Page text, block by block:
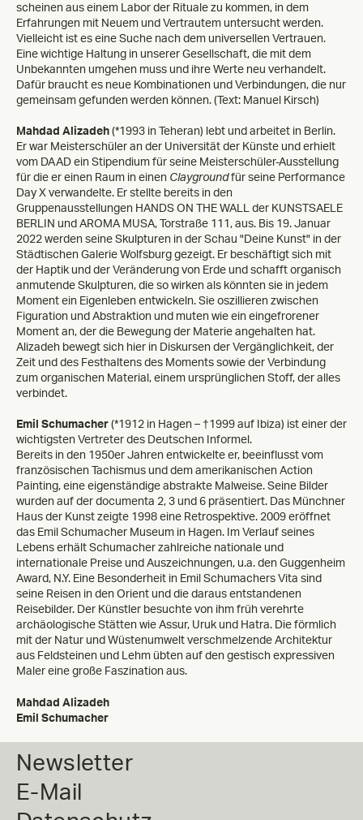
scheinen aus einem Labor der Rituale zu kommen, in dem
Erfahrungen mit Neuem und Vertrautem untersucht werden.
Vielleicht ist es eine Suche nach dem universellen Vertrauen.
Eine wichtige Haltung in unserer Gesellschaft, die mit dem
Unbekannten umgehen muss und ihre Werte neu verhandelt.
Dafür braucht es neue Kombinationen und Verbindungen, die nur
gemeinsam gefunden werden können. (Text: Manuel Kirsch)
Mahdad Alizadeh (*1993 in Teheran) lebt und arbeitet in Berlin.
Er war Meisterschüler an der Universität der Künste und erhielt
vom DAAD ein Stipendium für seine Meisterschüler-Ausstellung
für die er einen Raum in einen Claygroundfür seine Performance
Day X verwandelte. Er stellte bereits in den
Gruppenausstellungen HANDS ON THE WALL der KUNSTSAELE
BERLIN und AROMA MUSA, Torstraße 111, aus. Bis 19. Januar
2022 werden seine Skulpturen in der Schau "Deine Kunst" in der
Städtischen Galerie Wolfsburg gezeigt. Er beschäftigt sich mit
der Haptik und der Veränderung von Erde und schafft organisch
anmutende Skulpturen, die so wirken als könnten sie in jedem
Moment ein Eigenleben entwickeln. Sie oszillieren zwischen
Figuration und Abstraktion und muten wie ein eingefrorener
Moment an, der die Bewegung der Materie angehalten hat.
Alizadeh bewegt sich hier in Diskursen der Vergänglichkeit, der
Zeit und des Festhaltens des Moments sowie der Verbindung
zum organischen Material, einem ursprünglichen Stoff, der alles
verbindet.
Emil Schumacher (*1912 in Hagen – †1999 auf Ibiza) ist einer der
wichtigsten Vertreter des Deutschen Informel.
Bereits in den 1950er Jahren entwickelte er, beeinflusst vom
französischen Tachismus und dem amerikanischen Action
Painting, eine eigenständige abstrakte Malweise. Seine Bilder
wurden auf der documenta 2, 3 und 6 präsentiert. Das Münchner
Haus der Kunst zeigte 1998 eine Retrospektive. 2009 eröffnet
das Emil Schumacher Museum in Hagen. Im Verlauf seines
Lebens erhält Schumacher zahlreiche nationale und
internationale Preise und Auszeichnungen, u.a. den Guggenheim
Award, N.Y. Eine Besonderheit in Emil Schumachers Vita sind
seine Reisen in den Orient und die daraus entstandenen
Reisebilder. Der Künstler besuchte von ihm früh verehrte
archäologische Stätten wie Assur, Uruk und Hatra. Die förmlich
mit der Natur und Wüstenumwelt verschmelzende Architektur
aus Feldsteinen und Lehm übten auf den gestisch expressiven
Maler eine große Faszination aus.
Mahdad Alizadeh
Emil Schumacher
Newsletter
E-Mail